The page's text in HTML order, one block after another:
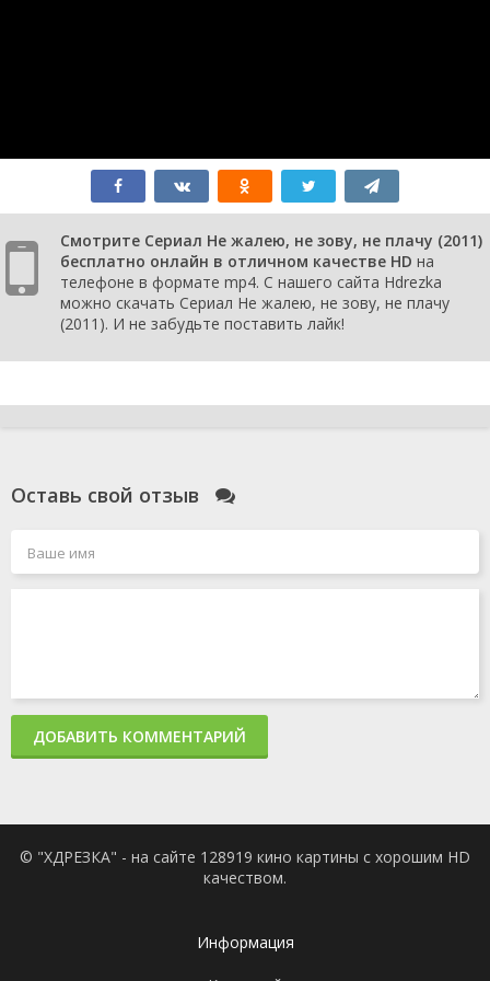
Смотрите Сериал Не жалею, не зову, не плачу (2011)
бесплатно онлайн в отличном качестве HD на
телефоне в формате mp4. С нашего сайта Hdrezka
можно скачать Сериал Не жалею, не зову, не плачу
(2011). И не забудьте поставить лайк!
Оставь свой отзыв
ДОБАВИТЬ КОММЕНТАРИЙ
© "ХДРЕЗКА" - на сайте 128919 кино картины с хорошим HD
качеством.
Информация